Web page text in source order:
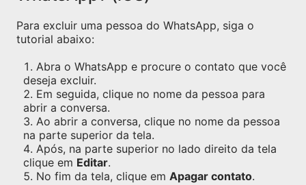
Para excluir uma pessoa do WhatsApp, siga o
tutorial abaixo:
Abra o WhatsApp e procure o contato que você
deseja excluir.
Em seguida, clique no nome da pessoa para
abrir a conversa.
Ao abrir a conversa, clique no nome da pessoa
na parte superior da tela.
Após, na parte superior no lado direito da tela
clique em Editar.
No fim da tela, clique em Apagar contato.